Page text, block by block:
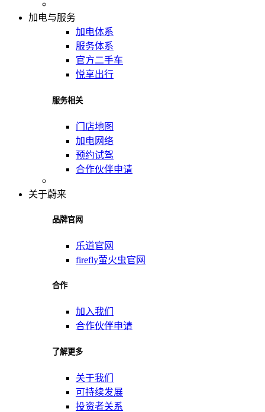
加电与服务
加电体系
服务体系
官方二手车
悦享出行
服务相关
门店地图
加电网络
预约试驾
合作伙伴申请
关于蔚来
品牌官网
乐道官网
firefly萤火虫官网
合作
加入我们
合作伙伴申请
了解更多
关于我们
可持续发展
投资者关系